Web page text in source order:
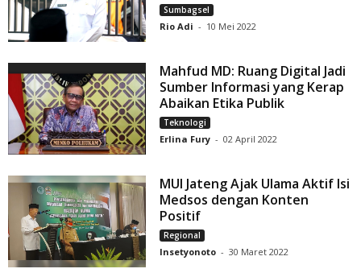
Sumbagsel
Rio Adi - 10 Mei 2022
Mahfud MD: Ruang Digital Jadi
Sumber Informasi yang Kerap
Abaikan Etika Publik
Teknologi
Erlina Fury - 02 April 2022
MUI Jateng Ajak Ulama Aktif Isi
Medsos dengan Konten
Positif
Regional
Insetyonoto - 30 Maret 2022